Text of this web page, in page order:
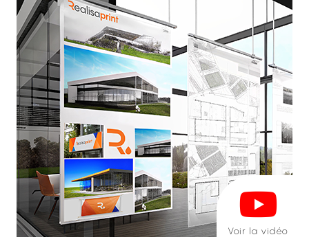
Voir la vidéo